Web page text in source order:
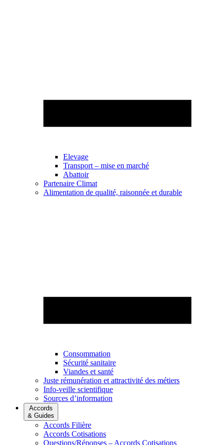
Elevage
Transport – mise en marché
Abattoir
Partenaire Climat
Alimentation de qualité, raisonnée et durable
Consommation
Sécurité sanitaire
Viandes et santé
Juste rémunération et attractivité des métiers
Info-veille scientifique
Sources d’information
Accords
& Guides
Accords Filière
Accords Cotisations
Questions/Réponses – Accords Cotisations